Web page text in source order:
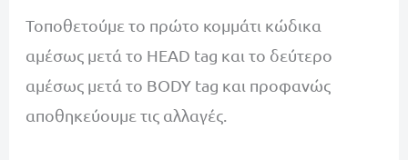
Τοποθετούμε το πρώτο κομμάτι κώδικα
αμέσως μετά το HEAD tag και το δεύτερο
αμέσως μετά το BODY tag και προφανώς
αποθηκεύουμε τις αλλαγές.